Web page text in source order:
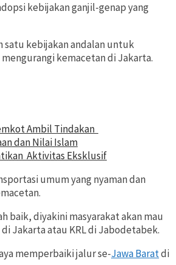
kebijakan ganjil-genap yang
satu kebijakan andalan untuk
kemacetan di Jakarta.
Ambil Tindakan
dan Nilai Islam
Aktivitas Eksklusif
umum yang nyaman dan
baik, diyakini masyarakat akan mau
Jakarta atau KRL di Jabodetabek.
memperbaiki jalur se-Jawa Baratdi